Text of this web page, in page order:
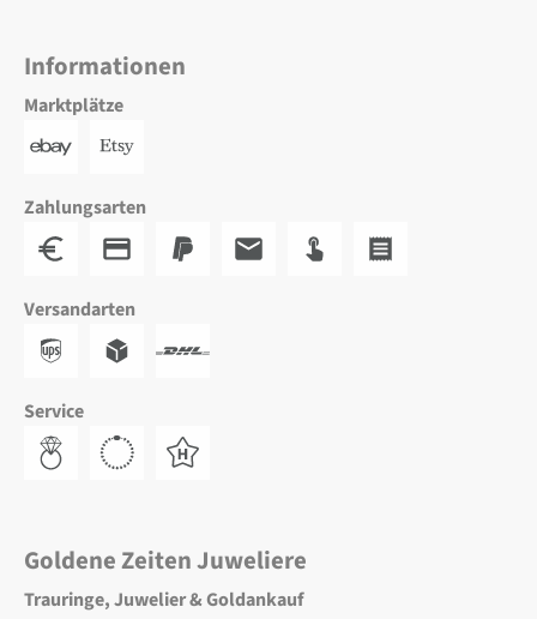
Informationen
Marktplätze
Zahlungsarten
Versandarten
Service
Goldene Zeiten Juweliere
Trauringe, Juwelier & Goldankauf